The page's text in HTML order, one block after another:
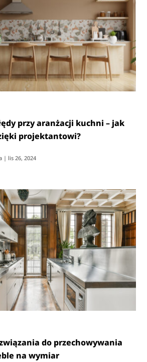
przy aranżacji kuchni – jak
projektantowi?
| lis 26, 2024
do przechowywania
na wymiar